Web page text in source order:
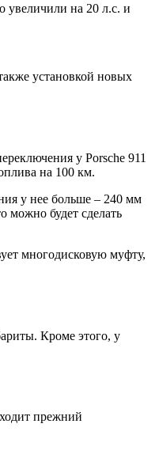
на 20 л.с. и
установкой новых
у Porsche 911
на 100 км.
у нее больше – 240 мм
можно будет сделать
многодисковую муфту,
Кроме этого, у
прежний